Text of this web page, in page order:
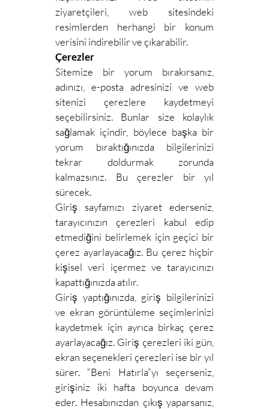
ziyaretçileri, web sitesindeki
resimlerden herhangi bir konum
verisini indirebilir ve çıkarabilir.
Çerezler
Sitemize bir yorum bırakırsanız,
adınızı, e-posta adresinizi ve web
sitenizi çerezlere kaydetmeyi
seçebilirsiniz. Bunlar size kolaylık
sağlamak içindir, böylece başka bir
yorum bıraktığınızda bilgilerinizi
tekrar doldurmak zorunda
kalmazsınız. Bu çerezler bir yıl
sürecek.
Giriş sayfamızı ziyaret ederseniz,
tarayıcınızın çerezleri kabul edip
etmediğini belirlemek için geçici bir
çerez ayarlayacağız. Bu çerez hiçbir
kişisel veri içermez ve tarayıcınızı
kapattığınızda atılır.
Giriş yaptığınızda, giriş bilgilerinizi
ve ekran görüntüleme seçimlerinizi
kaydetmek için ayrıca birkaç çerez
ayarlayacağız. Giriş çerezleri iki gün,
ekran seçenekleri çerezleri ise bir yıl
sürer. “Beni Hatırla”yı seçerseniz,
girişiniz iki hafta boyunca devam
eder. Hesabınızdan çıkış yaparsanız,